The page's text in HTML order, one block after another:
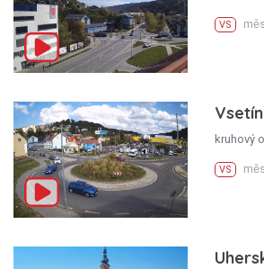
VS
Vsetín
kruhový
VS